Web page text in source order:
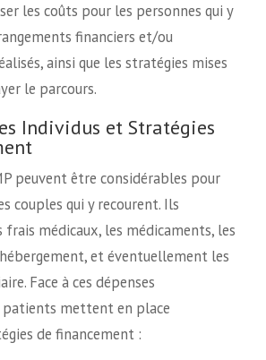
les coûts pour les personnes qui y
financiers et/ou
ainsi que les stratégies mises
le parcours.
Individus et Stratégies
peuvent être considérables pour
couples qui y recourent. Ils
médicaux, les médicaments, les
et éventuellement les
Face à ces dépenses
mettent en place
de financement :